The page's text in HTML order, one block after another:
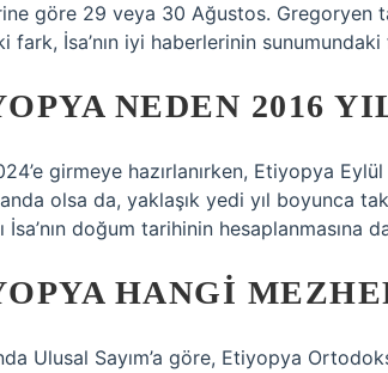
göre 29 veya 30 Ağustos. Gregoryen
fark, İsa’nın iyi haberlerinin
NEDEN 2016
girmeye hazırlanırken, Etiyopya
olsa da, yaklaşık yedi yıl boyunca
İsa’nın doğum tarihinin hesaplanmasına
HANGI
Ulusal Sayım’a göre, Etiyopya